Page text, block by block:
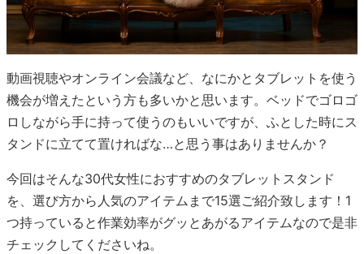
動画視聴やオンライン会議など、なにかとタブレットを使う
機会が増えたという方も多いかと思います。ベッドでゴロゴ
ロしながら手に持って使うのもいいですが、ふとした時にス
タンドに立てて置ければな…と思う事はありませんか？
今回はそんな30代女性におすすめのタブレットスタンド
を、選び方から人気のアイテムまで15選ご紹介致します！1
つ持っていると作業効率がグッとあがるアイテムなので是非
チェックしてくださいね。